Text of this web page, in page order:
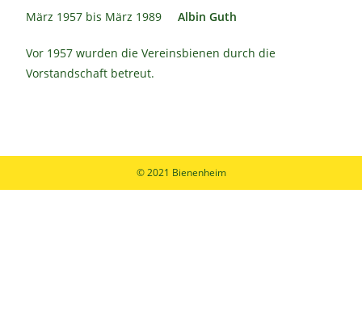
März 1957 bis März 1989Albin Guth
Vor 1957 wurden die Vereinsbienen durch die
Vorstandschaft betreut.
© 2021 Bienenheim